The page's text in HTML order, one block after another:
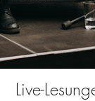
Live-